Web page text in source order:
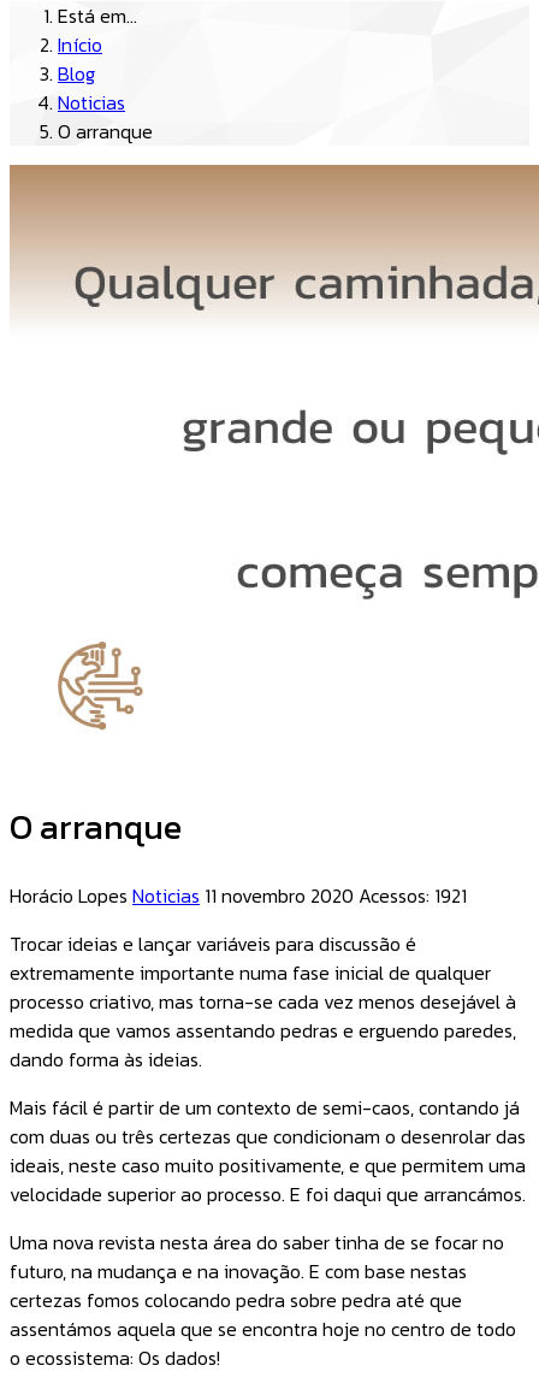
Está em...
Início
Blog
Noticias
O arranque
O arranque
Horácio Lopes Noticias 11 novembro 2020 Acessos: 1921
Trocar ideias e lançar variáveis para discussão é
extremamente importante numa fase inicial de qualquer
processo criativo, mas torna-se cada vez menos desejável à
medida que vamos assentando pedras e erguendo paredes,
dando forma às ideias.
Mais fácil é partir de um contexto de semi-caos, contando já
com duas ou três certezas que condicionam o desenrolar das
ideais, neste caso muito positivamente, e que permitem uma
velocidade superior ao processo. E foi daqui que arrancámos.
Uma nova revista nesta área do saber tinha de se focar no
futuro, na mudança e na inovação. E com base nestas
certezas fomos colocando pedra sobre pedra até que
assentámos aquela que se encontra hoje no centro de todo
o ecossistema: Os dados!